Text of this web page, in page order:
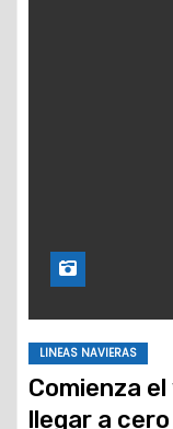
LINEAS NAVIERAS
Comienza
llegar a